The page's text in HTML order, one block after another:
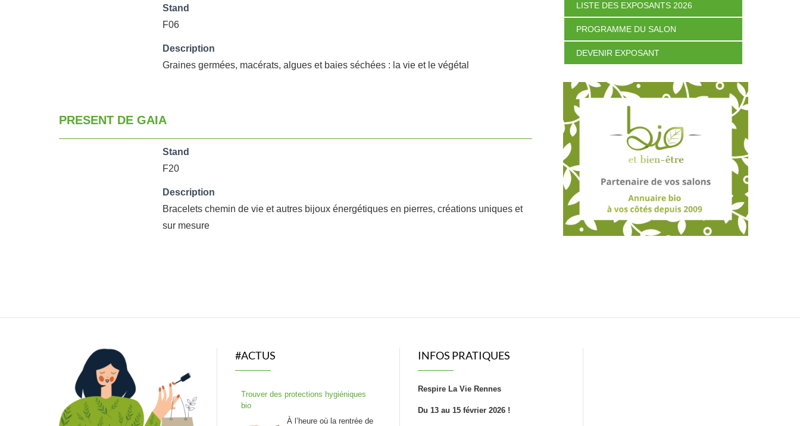
Stand
F06
Description
Graines germées, macérats, algues et baies séchées : la vie et le végétal
PRESENT DE GAIA
Stand
F20
Description
Bracelets chemin de vie et autres bijoux énergétiques en pierres, créations uniques et
sur mesure
LISTE DES EXPOSANTS 2026
PROGRAMME DU SALON
DEVENIR EXPOSANT
#ACTUS
Trouver des protections hygiéniques
bio
À l’heure où la rentrée de
INFOS PRATIQUES
Respire La Vie Rennes
Du 13 au 15 février 2026 !